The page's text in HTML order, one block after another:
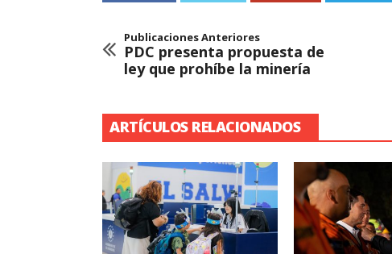
Publicaciones Anteriores
PDC presenta propuesta de
ley que prohíbe la minería
ARTÍCULOS RELACIONADOS